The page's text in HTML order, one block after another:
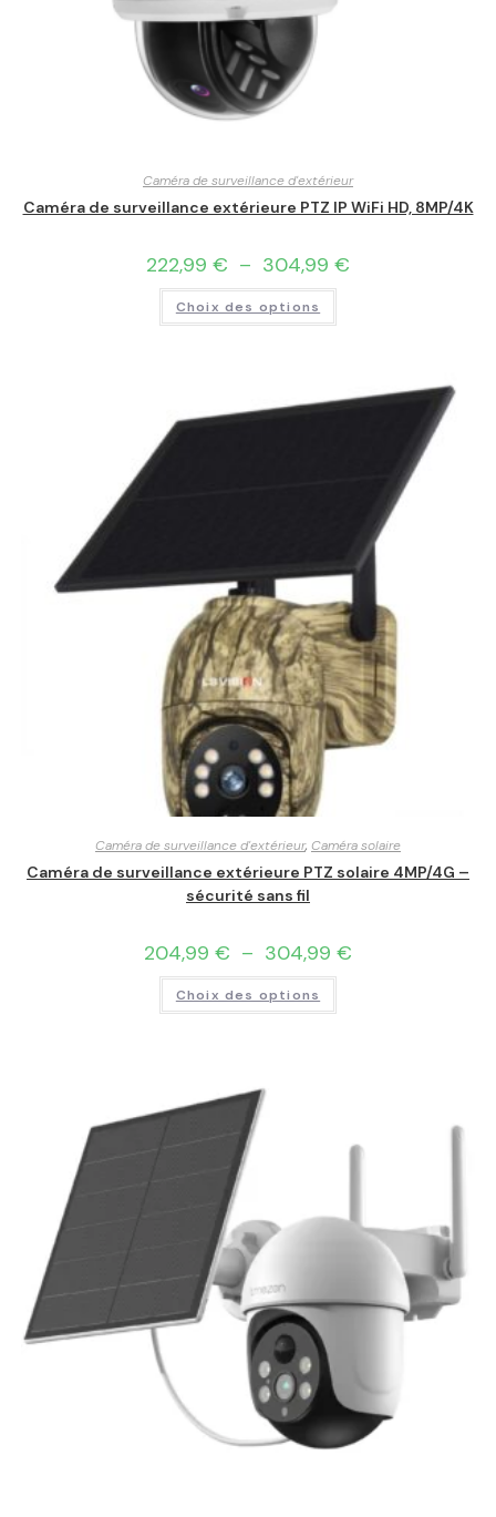
Caméra de surveillance d'extérieur
Caméra de surveillance extérieure PTZ IP WiFi HD, 8MP/4K
222,99 € – 304,99 €
Choix des options
Caméra de surveillance d'extérieur, Caméra solaire
Caméra de surveillance extérieure PTZ solaire 4MP/4G –
sécurité sans fil
204,99 € – 304,99 €
Choix des options